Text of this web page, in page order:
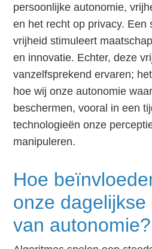
persoonlijke autonomie,
en het recht op privacy. Een
vrijheid stimuleert
en innovatie. Echter, deze
vanzelfsprekend ervaren;
hoe wij onze autonomie
beschermen, vooral in een
technologieën onze
manipuleren.
Hoe
onze dagelijkse
van autonomie?